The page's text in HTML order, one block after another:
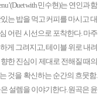
with 민수현)는 연인과 함
는 밥을 먹고 커피를 마시고 대
어린 시선으로 포착한다. 마주
게 그려지고, 테이블 위로 내려
한 진심이 제대로 전해질 때의
것을 확신하는 순간의 흐뭇함.
설렘을 이야기한다. 원곡은 윤